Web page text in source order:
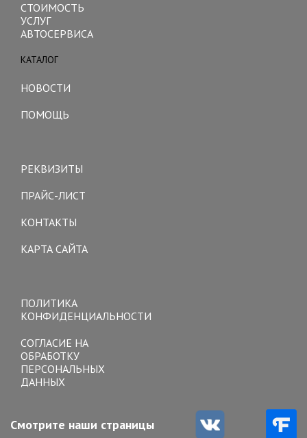
СТОИМОСТЬ
УСЛУГ
АВТОСЕРВИСА
КАТАЛОГ
НОВОСТИ
ПОМОЩЬ
РЕКВИЗИТЫ
ПРАЙС-ЛИСТ
КОНТАКТЫ
КАРТА САЙТА
ПОЛИТИКА
КОНФИДЕНЦИАЛЬНОСТИ
СОГЛАСИЕ НА
ОБРАБОТКУ
ПЕРСОНАЛЬНЫХ
ДАННЫХ
Смотрите наши страницы